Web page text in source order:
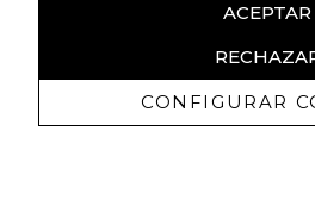
ACEPTAR
CONFIGURAR